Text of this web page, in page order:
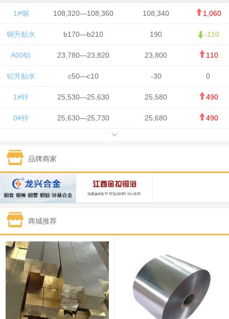
1#铜 108,320—108,360 108,340 1,060
铜升贴水 b170—b210 190 -110
A00铝 23,780—23,820 23,800 110
铝升贴水 c50—c10 -30 0
1#锌 25,530—25,630 25,580 490
0#锌 25,630—25,730 25,680 490
1#锡 434,750—436,750
1#镍 131,200—132,400
1#白银 15,170—15,180 15,175 615
钯金
1#钴 331,000—351,000
1#锑 88,000—94,000 91,000
2#锑 84,000—90,000 87,000 0
1#镁 17,000—18,000 17,500
品牌商家
商城推荐